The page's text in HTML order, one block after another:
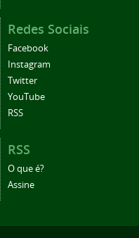
Redes Sociais
Facebook
Instagram
Twitter
YouTube
RSS
RSS
O que é?
Assine